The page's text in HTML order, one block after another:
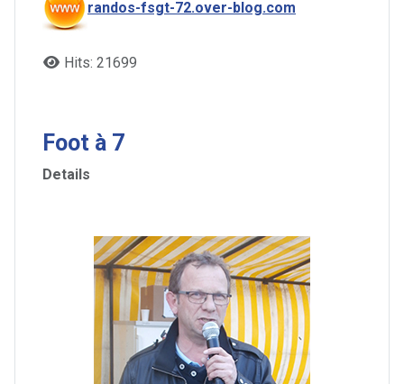
randos-fsgt-72.over-blog.com
Hits: 21699
Foot à 7
Details